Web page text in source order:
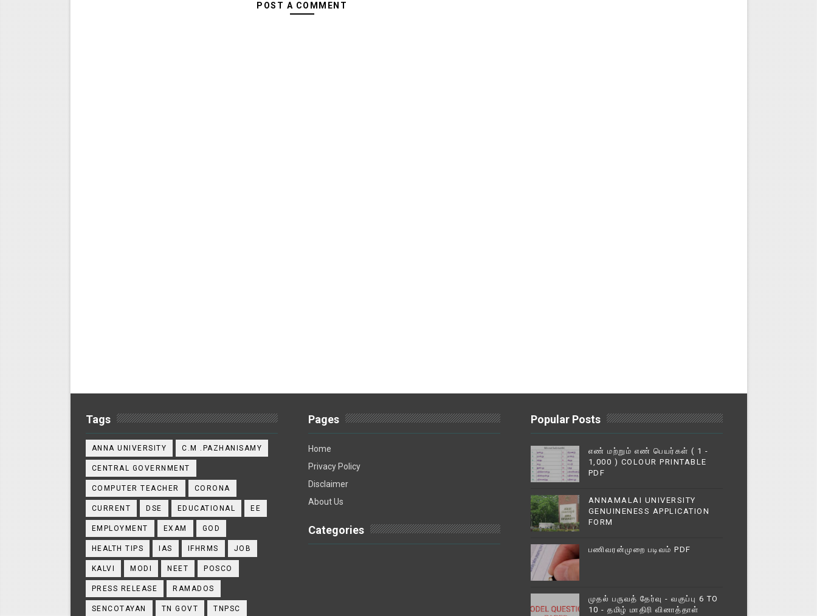
POST A COMMENT
Tags
ANNA UNIVERSITY C.M .PAZHANISAMY
CENTRAL GOVERNMENT
COMPUTER TEACHER CORONA
CURRENT DSE EDUCATIONAL EE
EMPLOYMENT EXAM GOD
HEALTH TIPS IAS IFHRMS JOB
KALVI MODI NEET POSCO
PRESS RELEASE RAMADOS
SENCOTAYAN TN GOVT TNPSC
Pages
Home
Privacy Policy
Disclaimer
About Us
Categories
Popular Posts
எண் மற்றும் எண் பெயர்கள் ( 1 -
1,000 ) COLOUR PRINTABLE
PDF
ANNAMALAI UNIVERSITY
GENUINENESS APPLICATION
FORM
பணிவரன்முறை படிவம் PDF
முதல் பருவத் தேர்வு - வகுப்பு 6 TO
10 - தமிழ் மாதிரி வினாத்தாள்